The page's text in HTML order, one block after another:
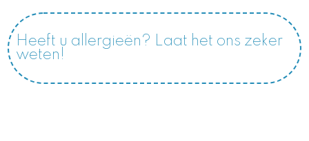
Heeft u allergieën? Laat het ons zeker
weten!